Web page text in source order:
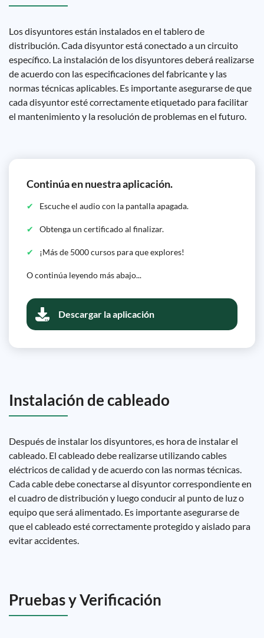
Los disyuntores están instalados en el tablero de
distribución. Cada disyuntor está conectado a un circuito
específico. La instalación de los disyuntores deberá realizarse
de acuerdo con las especificaciones del fabricante y las
normas técnicas aplicables. Es importante asegurarse de que
cada disyuntor esté correctamente etiquetado para facilitar
el mantenimiento y la resolución de problemas en el futuro.
Continúa en nuestra aplicación.
Escuche el audio con la pantalla apagada.
Obtenga un certificado al finalizar.
¡Más de 5000 cursos para que explores!
O continúa leyendo más abajo...
Descargar la aplicación
Instalación de cableado
Después de instalar los disyuntores, es hora de instalar el
cableado. El cableado debe realizarse utilizando cables
eléctricos de calidad y de acuerdo con las normas técnicas.
Cada cable debe conectarse al disyuntor correspondiente en
el cuadro de distribución y luego conducir al punto de luz o
equipo que será alimentado. Es importante asegurarse de
que el cableado esté correctamente protegido y aislado para
evitar accidentes.
Pruebas y Verificación